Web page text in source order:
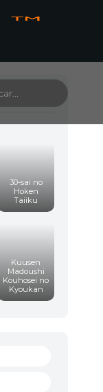
30-sai no
Hoken
Taiiku
Kuusen
Madoushi
Kouhosei no
Kyoukan